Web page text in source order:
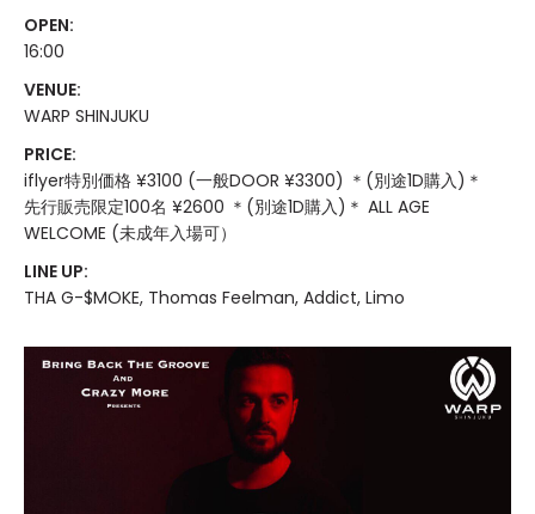
OPEN:
16:00
VENUE:
WARP SHINJUKU
PRICE:
iflyer特別価格 ¥3100 (一般DOOR ¥3300) ＊(別途1D購入)＊
先行販売限定100名 ¥2600 ＊(別途1D購入)＊ ALL AGE
WELCOME (未成年入場可）
LINE UP:
THA G-$MOKE, Thomas Feelman, Addict, Limo